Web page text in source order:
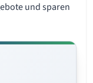
und sparen